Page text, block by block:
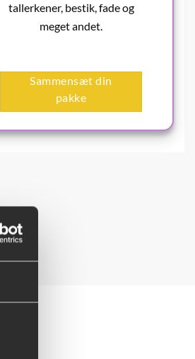
tallerkener, bestik, fade og
meget andet.
Sammensæt din
pakke